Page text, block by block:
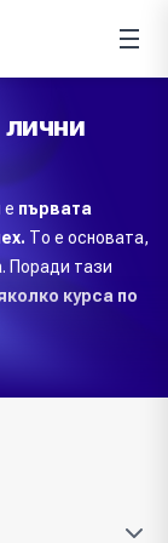
е първата
То е основата,
Поради тази
курса по
да изградим у